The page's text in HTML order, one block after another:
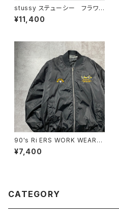
stussy ステューシー フラワ
ーグラフィック バックプリン
ト ブラック 黒 スウェット
¥11,400
90's Ri ERS WORK WEAR
刺繍企業ロゴ ブラック 黒
中綿 ma-1ジャケット
¥7,400
CATEGORY